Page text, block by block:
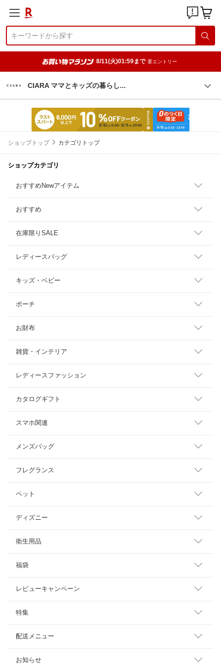
8/11(火)01:59まで 要エントリー
CIARA ママとキッズの暮ら し
ショップトップ カテゴリトップ
ショップカテゴリ
おすすめNewアイテム
おすすめ
在庫限りSALE
レディースバッグ
キッズ・ベビー
ポーチ
お財布
雑貨・インテリア
レディースファッション
カタログギフト
スマホ関連
メンズバッグ
フレグランス
ペット
ディズニー
衛生用品
福袋
レビューキャンペーン
特集
配送メニュー
お知らせ